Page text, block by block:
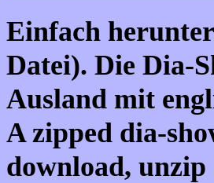
Einfach
Datei). Die Dia-
Ausland mit
A zipped dia-
download,